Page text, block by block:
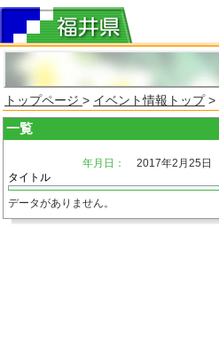
トップページ > イベント情報トップ>
一覧
年月日：
2017年2月25日
タイトル
データがありません。